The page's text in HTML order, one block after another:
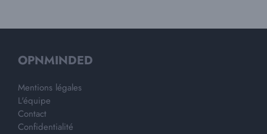
OPNMINDED
Mentions légales
L'équipe
Contact
Confidentialité